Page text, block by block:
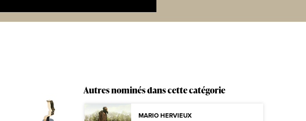
Autres nominés dans cette catégorie
MARIO HERVIEUX